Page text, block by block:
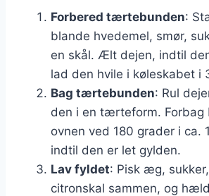
Forbered tærtebunden:
blande hvedemel, smør,
en skål. Ælt dejen, indtil
lad den hvile i køleskabet i
Bag tærtebunden: Rul
den i en tærteform. Forbag
ovnen ved 180 grader i ca.
indtil den er let gylden.
Lav fyldet: Pisk æg,
citronskal sammen, og